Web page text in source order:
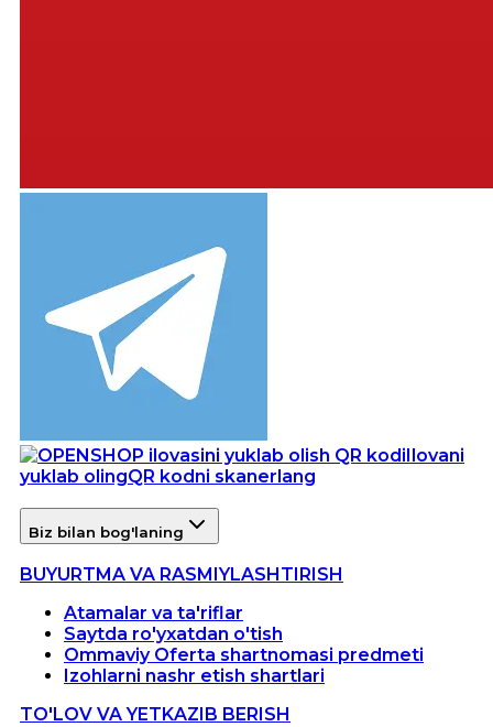
Ilovani
yuklab olingQR kodni skanerlang
Biz bilan bog'laning
BUYURTMA VA RASMIYLASHTIRISH
Atamalar va ta'riflar
Saytda ro'yxatdan o'tish
Ommaviy Oferta shartnomasi predmeti
Izohlarni nashr etish shartlari
TO'LOV VA YETKAZIB BERISH